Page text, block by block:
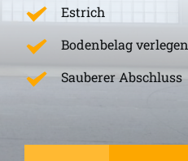
Estrich
Bodenbelag verlegen
Sauberer Abschluss